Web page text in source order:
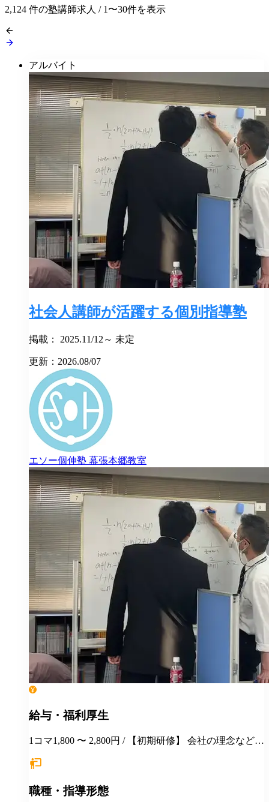
2,124 件の塾講師求人 / 1〜30件を表示
アルバイト
社会人講師が活躍する個別指導塾
掲載： 2025.11/12～ 未定
更新：2026.08/07
エソー個伸塾 幕張本郷教室
給与・福利厚生
1コマ1,800 〜 2,800円 / 【初期研修】 会社の理念などの
いについて 授業見学 模擬授業 を初期研修として行っ
じて研修を行います。 【定期的に行っている研修】 保
職種・指導形態